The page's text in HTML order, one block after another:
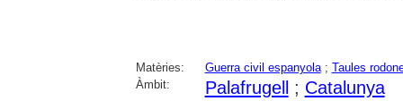
Matèries: Guerra civil espanyola; Taules
Àmbit:
Palafrugell ; Catalunya